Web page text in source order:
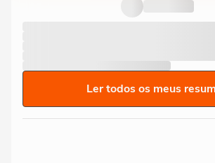
Ler todos os meus